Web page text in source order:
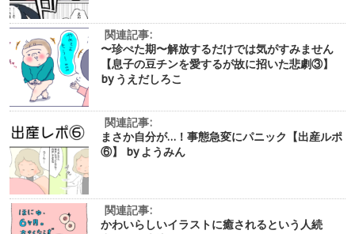
関連記事:
〜珍ぺた期〜解放するだけでは気がすみません
【息子の豆チンを愛するが故に招いた悲劇③】
by うえだしろこ
関連記事:
まさか自分が…！事態急変にパニック【出産ルポ
⑥】 by ようみん
関連記事:
かわいらしいイラストに癒されるという人続